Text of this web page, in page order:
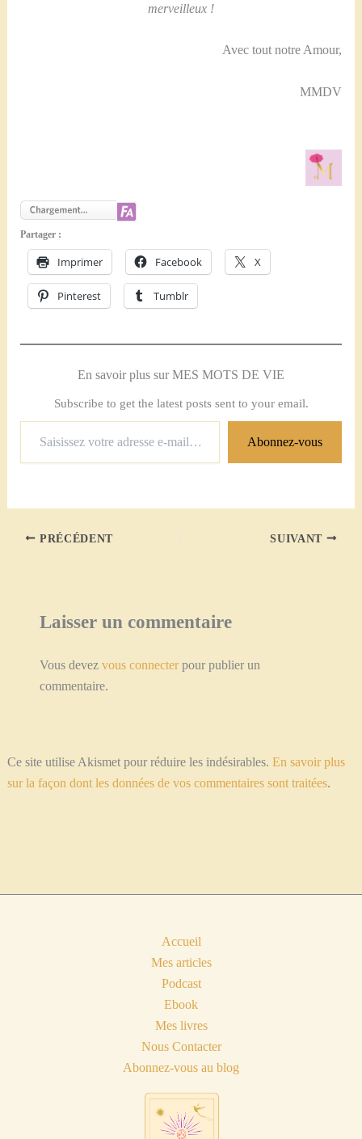
merveilleux !
Avec tout notre Amour,
MMDV
Partager :
Imprimer Facebook X
Pinterest Tumblr
En savoir plus sur MES MOTS DE VIE
Subscribe to get the latest posts sent to your email.
votre
adresse
Abonnez-vous
PRÉCÉDENT SUIVANT
Laisser un commentaire
Vous devez vous connecterpour publier un
commentaire.
Ce site utilise Akismet pour réduire les indésirables. En savoir plus
sur la façon dont les données de vos commentaires sont traitées.
Accueil
Mes articles
Podcast
Ebook
Mes livres
Nous Contacter
Abonnez-vous au blog